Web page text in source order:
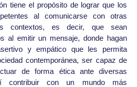
tiene el propósito de lograr que los
al comunicarse con otras
contextos, es decir, que sean
al emitir un mensaje, donde hagan
y empático que les permita
contemporánea, ser capaz de
de forma ética ante diversas
contribuir con un mundo más